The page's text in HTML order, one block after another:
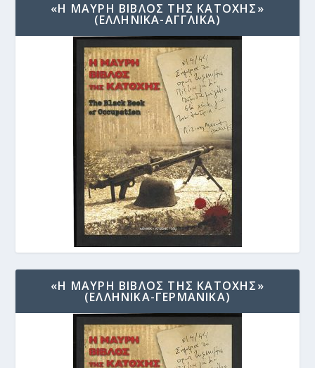
«Η ΜΑΥΡΗ ΒΙΒΛΟΣ ΤΗΣ ΚΑΤΟΧΗΣ»
(ΕΛΛΗΝΙΚΑ-ΑΓΓΛΙΚΑ)
«Η ΜΑΥΡΗ ΒΙΒΛΟΣ ΤΗΣ ΚΑΤΟΧΗΣ»
(ΕΛΛΗΝΙΚΑ-ΓΕΡΜΑΝΙΚΑ)